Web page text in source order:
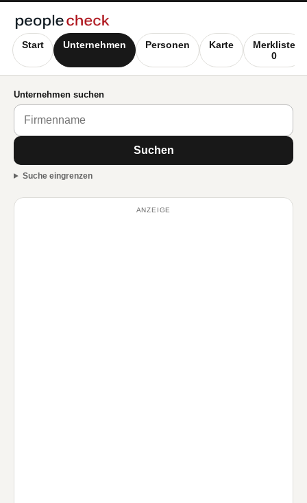
Start Unternehmen Personen Karte
Merkliste
0
Unternehmen suchen
Suchen
Suche eingrenzen
ANZEIGE